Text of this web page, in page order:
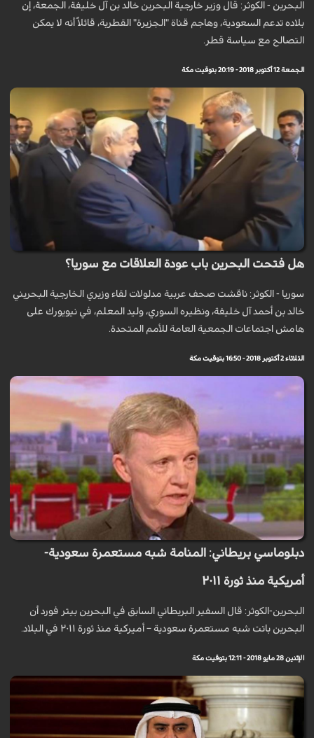
البحرین - الكوثر: قال وزير خارجية البحرين خالد بن آل خليفة، الجمعة، إن
بلاده تدعم السعودية، وهاجم قناة "الجزيرة" القطرية، قائلاً أنه لا يمكن
التصالح مع سياسة قطر.
الجمعة 12 أكتوبر 2018 - 20:19 بتوقيت مكة
هل فتحت البحرين باب عودة العلاقات مع سوريا؟
سوريا - الكوثر: ناقشت صحف عربية مدلولات لقاء وزيري الخارجية البحريني
خالد بن أحمد آل خليفة، ونظيره السوري، وليد المعلم، في نيويورك على
هامش اجتماعات الجمعية العامة للأمم المتحدة.
الثلاثاء 2 أكتوبر 2018 - 16:50 بتوقيت مكة
دبلوماسي بريطاني: المنامة شبه مستعمرة سعودية-
أمريكية منذ ثورة ۲۰۱۱
البحرين-الكوثر: قال السفير البريطاني السابق في البحرين بيتر فورد أن
البحرين باتت شبه مستعمرة سعودية – أميركية منذ ثورة ۲۰۱۱ في البلاد.
الإثنين 28 مايو 2018 - 12:11 بتوقيت مكة